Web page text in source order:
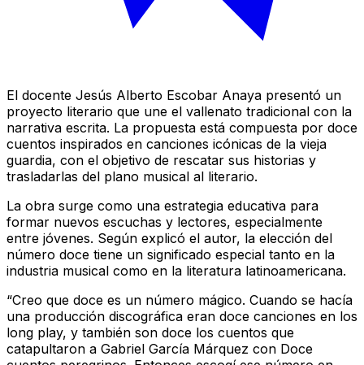
El docente Jesús Alberto Escobar Anaya presentó un
proyecto literario que une el vallenato tradicional con la
narrativa escrita. La propuesta está compuesta por doce
cuentos inspirados en canciones icónicas de la vieja
guardia, con el objetivo de rescatar sus historias y
trasladarlas del plano musical al literario.
La obra surge como una estrategia educativa para
formar nuevos escuchas y lectores, especialmente
entre jóvenes. Según explicó el autor, la elección del
número doce tiene un significado especial tanto en la
industria musical como en la literatura latinoamericana.
“Creo que doce es un número mágico. Cuando se hacía
una producción discográfica eran doce canciones en los
long play, y también son doce los cuentos que
catapultaron a Gabriel García Márquez con Doce